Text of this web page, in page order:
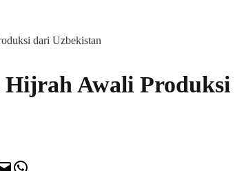
dari Uzbekistan
Awali Produksi
Mail